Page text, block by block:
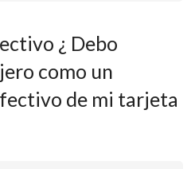
¿ Debo
como un
de mi tarjeta